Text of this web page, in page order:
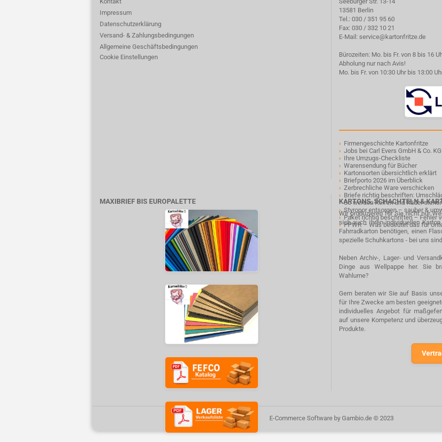
Impressum
Datenschutzerklärung
Versand- & Zahlungsbedingungen
Allgemeine Geschäftsbedingungen
Cookie Einstellungen
13581 Berlin
Tel.: 030 / 351 95 60
Fax: 030 / 332 10 21
E-Mail: service@kartonfritze.de
Bürozeiten: Mo. bis Fr. von 8 bis 16
Abholung nur nach Avis!
Mo. bis Fr. von 10:30 Uhr bis 13:00
› Firmengeschichte Kartonfritze
› Jobs bei Carl Evers GmbH & Co. KG
› Ihre Umzugs-Checkliste
› Warensendung für Bücher
› Kartonsorten übersichtlich erklärt
› Briefporto 2026 im Überblick
› Zerbrechliche Ware verschicken
› Briefe richtig beschriften:
› So werden Reifen und Räder
› Styropor entsorgen – sauber &
› Paket richtig beschriften – Fehler
› PPWR – Was bedeutet das für
MAXIBRIEF BIS EUROPALETTE KARTONS, SCHACHTELN &
Wir produzieren für Sie nicht nur
sich auch Ihren individuellen
Fahrradkarton benötigen, einen
spezielle Schuhkartons - bei uns
Neben Archiv-, Lager- und
Dinge aus Wellpappe her. Sie
Wahlurne?
Gern beraten wir Sie auf Basis
für Ihre Zwecke am besten
individuelles Angebot für
auf unsere Kompetenz und
Produkte.
E-Commerce Software by Gambio.de © 2023